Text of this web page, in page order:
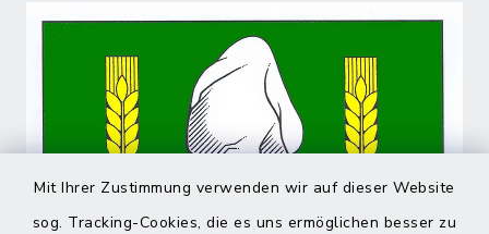
Mit Ihrer Zustimmung verwenden wir auf dieser Website
sog. Tracking-Cookies, die es uns ermöglichen besser zu